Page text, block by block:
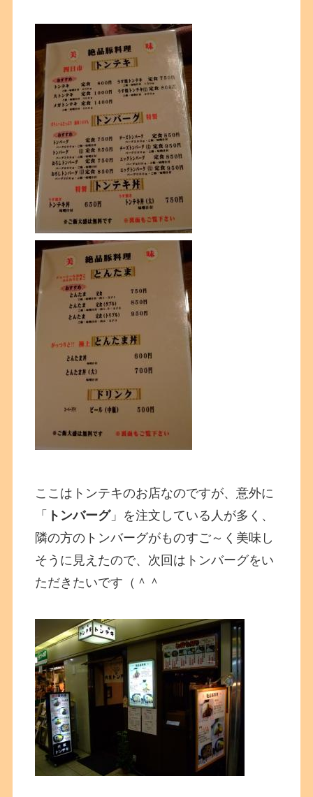
ここはトンテキのお店なのですが、意外に
「
トンバーグ」を注文している人が多く、
隣の方のトンバーグがものすご～く美味し
そうに見えたので、次回はトンバーグをい
ただきたいです（＾＾